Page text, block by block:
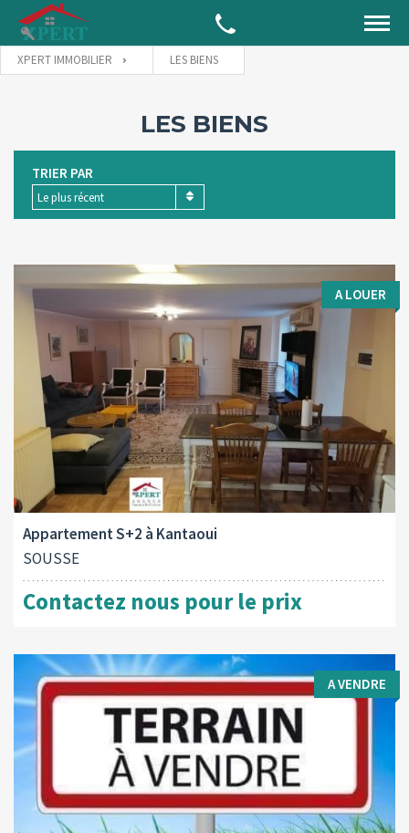
XPERT IMMOBILIER LES BIENS
LES BIENS
TRIER PAR
Le plus récent
Type d'opération:
A louer
A LOUER
Appartement S+2 à Kantaoui
SOUSSE
Contactez nous pour le prix
A VENDRE